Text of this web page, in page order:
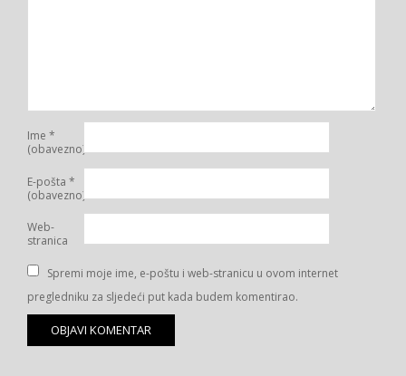
Ime *
(obavezno)
E-pošta *
(obavezno)
Web-
stranica
Spremi moje ime, e-poštu i web-stranicu u ovom internet
pregledniku za sljedeći put kada budem komentirao.